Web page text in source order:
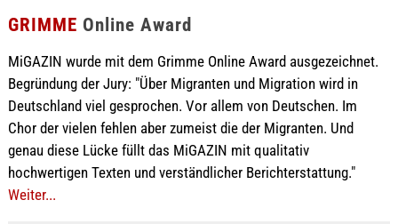
GRIMME Online Award
MiGAZIN wurde mit dem Grimme Online Award ausgezeichnet.
Begründung der Jury: "Über Migranten und Migration wird in
Deutschland viel gesprochen. Vor allem von Deutschen. Im
Chor der vielen fehlen aber zumeist die der Migranten. Und
genau diese Lücke füllt das MiGAZIN mit qualitativ
hochwertigen Texten und verständlicher Berichterstattung."
Weiter...